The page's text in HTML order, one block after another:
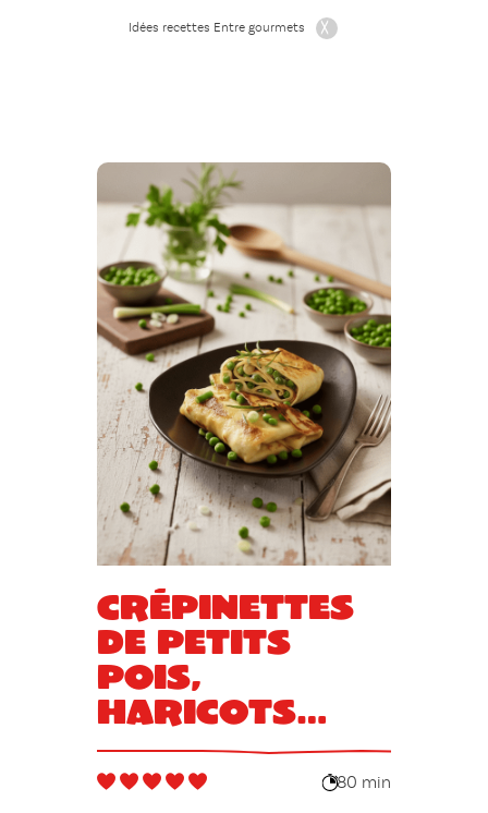
Idées recettes Entre gourmets
Crépinettes
de petits
pois,
haricots
verts et
oignons de80 min